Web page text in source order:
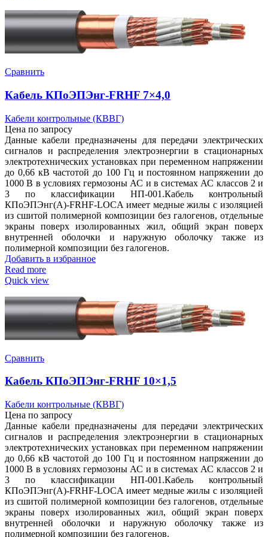
Сравнить
Кабель КПоЭПЭнг-FRHF 7×4,0
Кабели контрольные (КВВГ)
Цена по запросу
Данные кабели предназначены для передачи электрических
сигналов и распределения электроэнергии в стационарных
электротехнических установках при переменном напряжении
до 0,66 кВ частотой до 100 Гц и постоянном напряжении до
1000 В в условиях гермозоны АС и в системах АС классов 2 и
3 по классификации НП-001.Кабель контрольный
КПоЭПЭнг(А)-FRHF-LOCA имеет медные жилы с изоляцией
из сшитой полимерной композиции без галогенов, отдельные
экраны поверх изолированных жил, общий экран поверх
внутренней оболочки и наружную оболочку также из
полимерной композиции без галогенов.
Добавить в избранное
Read more
Quick view
Сравнить
Кабель КПоЭПЭнг-FRHF 10×1,5
Кабели контрольные (КВВГ)
Цена по запросу
Данные кабели предназначены для передачи электрических
сигналов и распределения электроэнергии в стационарных
электротехнических установках при переменном напряжении
до 0,66 кВ частотой до 100 Гц и постоянном напряжении до
1000 В в условиях гермозоны АС и в системах АС классов 2 и
3 по классификации НП-001.Кабель контрольный
КПоЭПЭнг(А)-FRHF-LOCA имеет медные жилы с изоляцией
из сшитой полимерной композиции без галогенов, отдельные
экраны поверх изолированных жил, общий экран поверх
внутренней оболочки и наружную оболочку также из
полимерной композиции без галогенов.